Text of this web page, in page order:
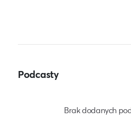
Podcasty
Brak dodanych